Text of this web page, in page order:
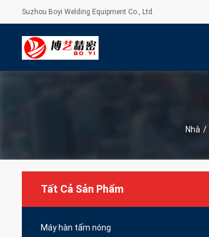
Suzhou Boyi Welding Equipment Co., Ltd.
Nhà /
Tất Cả Sản Phẩm
Máy hàn tấm nóng